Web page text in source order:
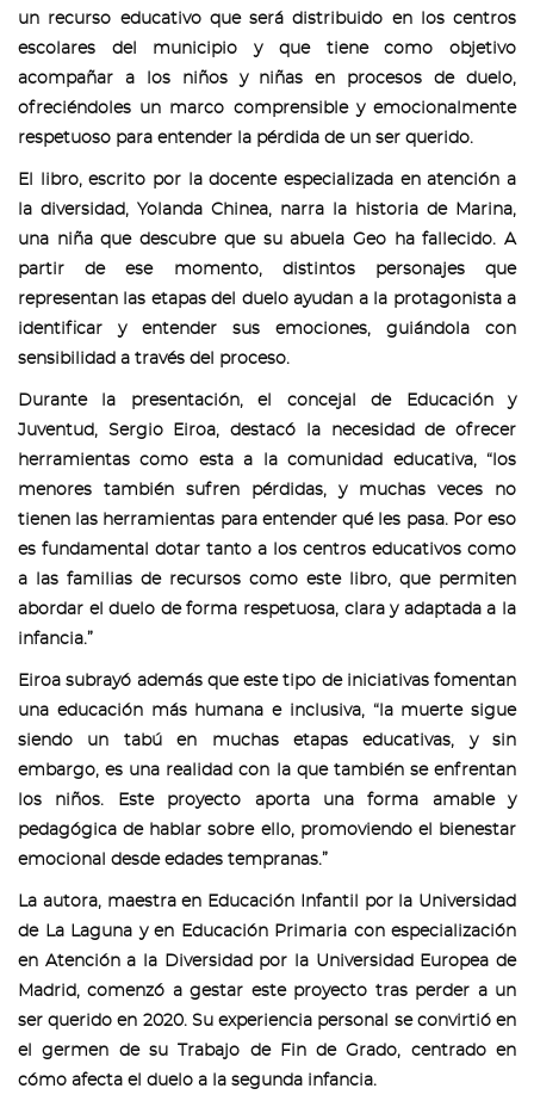
un recurso educativo que será distribuido en los centros
escolares del municipio y que tiene como objetivo
acompañar a los niños y niñas en procesos de duelo,
ofreciéndoles un marco comprensible y emocionalmente
respetuoso para entender la pérdida de un ser querido.
El libro, escrito por la docente especializada en atención a
la diversidad, Yolanda Chinea, narra la historia de Marina,
una niña que descubre que su abuela Geo ha fallecido. A
partir de ese momento, distintos personajes que
representan las etapas del duelo ayudan a la protagonista a
identificar y entender sus emociones, guiándola con
sensibilidad a través del proceso.
Durante la presentación, el concejal de Educación y
Juventud, Sergio Eiroa, destacó la necesidad de ofrecer
herramientas como esta a la comunidad educativa, “los
menores también sufren pérdidas, y muchas veces no
tienen las herramientas para entender qué les pasa. Por eso
es fundamental dotar tanto a los centros educativos como
a las familias de recursos como este libro, que permiten
abordar el duelo de forma respetuosa, clara y adaptada a la
infancia.”
Eiroa subrayó además que este tipo de iniciativas fomentan
una educación más humana e inclusiva, “la muerte sigue
siendo un tabú en muchas etapas educativas, y sin
embargo, es una realidad con la que también se enfrentan
los niños. Este proyecto aporta una forma amable y
pedagógica de hablar sobre ello, promoviendo el bienestar
emocional desde edades tempranas.”
La autora, maestra en Educación Infantil por la Universidad
de La Laguna y en Educación Primaria con especialización
en Atención a la Diversidad por la Universidad Europea de
Madrid, comenzó a gestar este proyecto tras perder a un
ser querido en 2020. Su experiencia personal se convirtió en
el germen de su Trabajo de Fin de Grado, centrado en
cómo afecta el duelo a la segunda infancia.